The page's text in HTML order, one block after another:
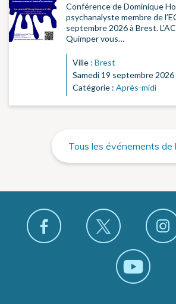
Conférence de Dominique
psychanalyste membre de
septembre 2026 à Brest.
Quimper vous…
Ville : Brest
Samedi 19 septembre 2026
Catégorie : Après-midi
Tous les événements de